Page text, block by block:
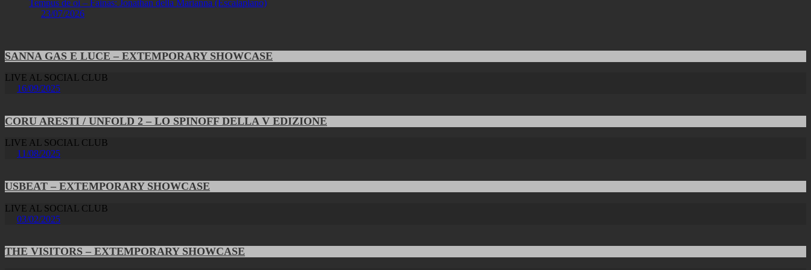
Tempus de oi – Fainas: Jonathan della Marianna (Escalaplano)
23/07/2026
SANNA GAS E LUCE – EXTEMPORARY SHOWCASE
LIVE AL SOCIAL CLUB
16/09/2025
CORU ARESTI / UNFOLD 2 – LO SPINOFF DELLA V EDIZIONE
LIVE AL SOCIAL CLUB
11/08/2025
USBEAT – EXTEMPORARY SHOWCASE
LIVE AL SOCIAL CLUB
03/02/2025
THE VISITORS – EXTEMPORARY SHOWCASE